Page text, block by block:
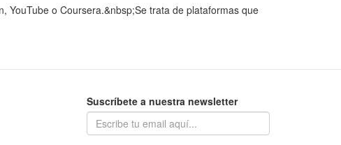
YouTube o Coursera.&nbsp;Se trata de plataformas que
Suscríbete a nuestra newsletter